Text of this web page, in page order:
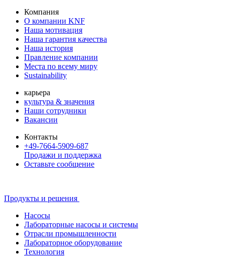
Компания
О компании KNF
Наша мотивация
Наша гарантия качества
Наша история
Правление компании
Места по всему миру
Sustainability
карьера
культура & значения
Наши сотрудники
Вакансии
Контакты
+49-7664-5909-687
Продажи и поддержка
Оставьте сообщение
Продукты и решения
Насосы
Лабораторные насосы и системы
Отрасли промышленности
Лабораторное оборудование
Технология